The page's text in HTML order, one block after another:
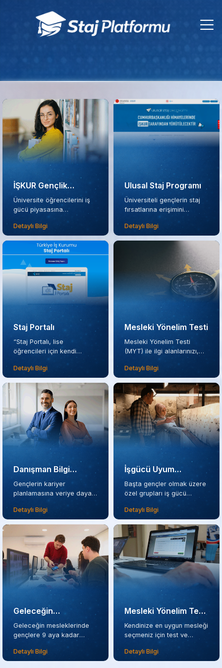
İŞKUR Gençlik
Programı
Üniversite öğrencilerini iş
gücü piyasasına
hazırlıyoruz.
Detaylı Bilgi
Ulusal Staj Programı
Üniversiteli gençlerin staj
fırsatlarına erişimini
kolaylaştırıyoruz.
Detaylı Bilgi
Staj Portalı
“Staj Portalı, lise
öğrencileri için kendi
alanlarıyla ilgili iş yerlerinde
staj yapmalarını
destekleyen bir
platformdur. Kariyer
yolculuğuna güçlü bir
başlangıç yapmak isteyen
öğrenciler için
tasarlanmıştır.”.
Detaylı Bilgi
Mesleki Yönelim Testi
Mesleki Yönelim Testi
(MYT) ile ilgi alanlarınızı,
yeteneklerinizi ve kişilik
özelliklerinizi keşfederek
size en uygun meslek
alanlarını belirlemenizi
amaçlıyoruz.
Detaylı Bilgi
Danışman Bilgi
Sistemi (DABİS)
Gençlerin kariyer
planlamasına veriye dayalı
Detaylı Bilgi
İşgücü Uyum
Programı (İUP)
Başta gençler olmak üzere
özel grupları iş gücü
piyasasına hazırlıyoruz.
Detaylı Bilgi
Geleceğin
Mesleklerinde İşbaşı
Eğitim Programı
Uygulaması
Geleceğin mesleklerinde
gençlere 9 aya kadar
eğitim ve yüksek harçlık.
Detaylı Bilgi
Mesleki Yönelim Test
Bataryası
Kendinize en uygun mesleği
seçmeniz için test ve
Detaylı Bilgi